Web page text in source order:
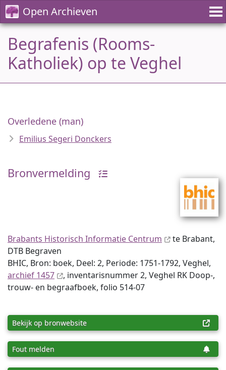
Open Archieven
Begrafenis (Rooms-
Katholiek) op te Veghel
Overledene (man)
Emilius Segeri Donckers
Bronvermelding
Brabants Historisch Informatie Centrum
te Brabant,
DTB Begraven
BHIC, Bron: boek, Deel: 2, Periode: 1751-1792, Veghel,
archief 1457
, inventaris­num­mer 2, Veghel RK Doop-,
trouw- en begraafboek, folio 514-07
Bekijk op bronwebsite
Fout melden